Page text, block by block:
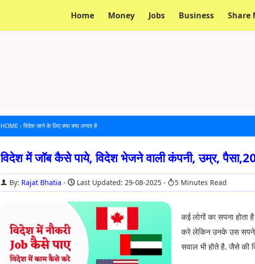
Home Money Jobs Business Share
HOME ›विदेश जाने के लिए क्या क्या लगता है
विदेश में जॉब कैसे पाये, विदेश भेजने वाली कंपनी, उम्र,
By: Rajat Bhatia Last Updated: 29-08-2025 5 Minutes Read
कई लोगों का सपना होता
करे लेकिन उनके उस सपने
सवाल भी होते है. जैसे की